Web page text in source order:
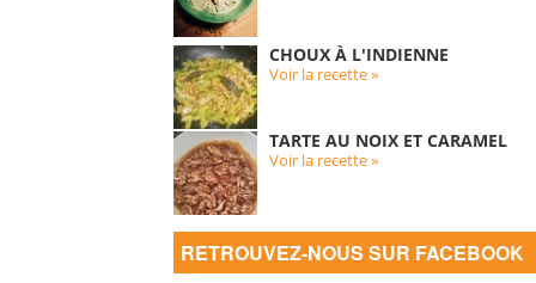
CHOUX À L'INDIENNE
Voir la recette »
TARTE AU NOIX ET CARAMEL
Voir la recette »
RETROUVEZ-NOUS SUR FACEBOOK